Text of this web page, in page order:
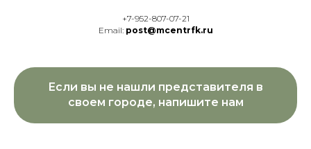
+7-952-807-07-21
Email: post@mcentrfk.ru
Если вы не нашли представителя в
своем городе, напишите нам